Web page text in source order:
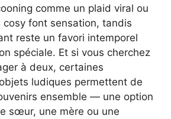
comme un plaid viral ou
cosy font sensation, tandis
reste un favori intemporel
spéciale. Et si vous cherchez
à deux, certaines
ludiques permettent de
ensemble — une option
sœur, une mère ou une